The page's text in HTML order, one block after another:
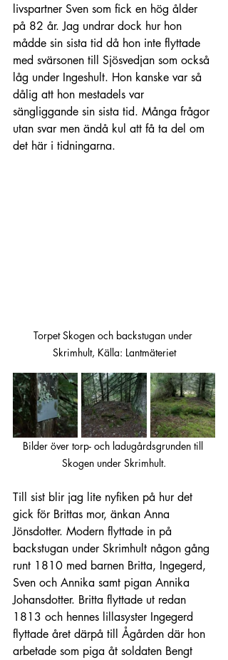
livspartner Sven som fick en hög ålder
på 82 år. Jag undrar dock hur hon
mådde sin sista tid då hon inte flyttade
med svärsonen till Sjösvedjan som också
låg under Ingeshult. Hon kanske var så
dålig att hon mestadels var
sängliggande sin sista tid. Många frågor
utan svar men ändå kul att få ta del om
det här i tidningarna.
Torpet Skogen och backstugan under
Skrimhult, Källa: Lantmäteriet
Bilder över torp- och ladugårdsgrunden till
Skogen under Skrimhult.
Till sist blir jag lite nyfiken på hur det
gick för Brittas mor, änkan Anna
Jönsdotter. Modern flyttade in på
backstugan under Skrimhult någon gång
runt 1810 med barnen Britta, Ingegerd,
Sven och Annika samt pigan Annika
Johansdotter. Britta flyttade ut redan
1813 och hennes lillasyster Ingegerd
flyttade året därpå till Ågården där hon
arbetade som piga åt soldaten Bengt